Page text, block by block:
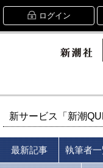
ログイン
新サービス「新潮
最新記事 執筆者